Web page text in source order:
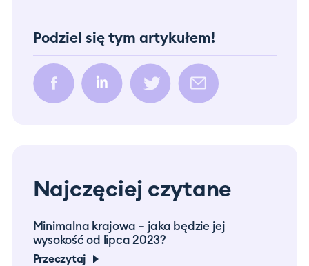
Podziel się tym artykułem!
Najczęciej czytane
Minimalna krajowa – jaka będzie jej
wysokość od lipca 2023?
Przeczytaj